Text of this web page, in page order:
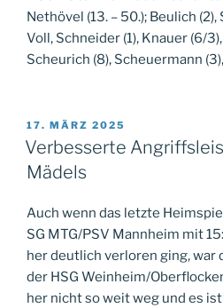
Nethövel (13. – 50.); Beulich (2),
Voll, Schneider (1), Knauer (6/
Scheurich (8), Scheuermann
VERÖFFENTLICHT
AM
17. MÄRZ 2025
Verbesserte
Mädels
Auch wenn das letzte
SG MTG/PSV Mannheim mit
her deutlich verloren ging, war
der HSG Weinheim/
her nicht so weit weg und es